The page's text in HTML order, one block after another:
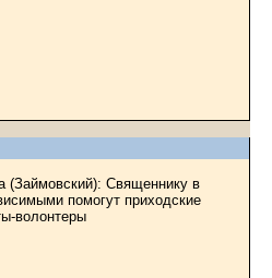
(Займовский): Священнику в
помогут приходские
волонтеры